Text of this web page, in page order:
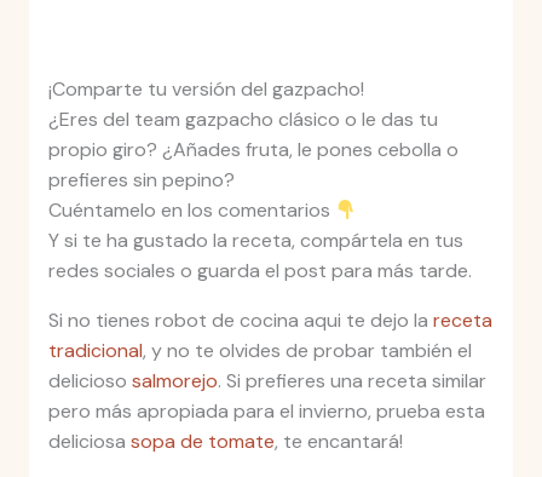
¡Comparte tu versión del gazpacho!
¿Eres del team gazpacho clásico o le das tu
propio giro? ¿Añades fruta, le pones cebolla o
prefieres sin pepino?
Cuéntamelo en los comentarios
Y si te ha gustado la receta, compártela en tus
redes sociales o guarda el post para más tarde.
Si no tienes robot de cocina aqui te dejo la receta
tradicional, y no te olvides de probar también el
delicioso salmorejo. Si prefieres una receta similar
pero más apropiada para el invierno, prueba esta
deliciosa sopa de tomate, te encantará!